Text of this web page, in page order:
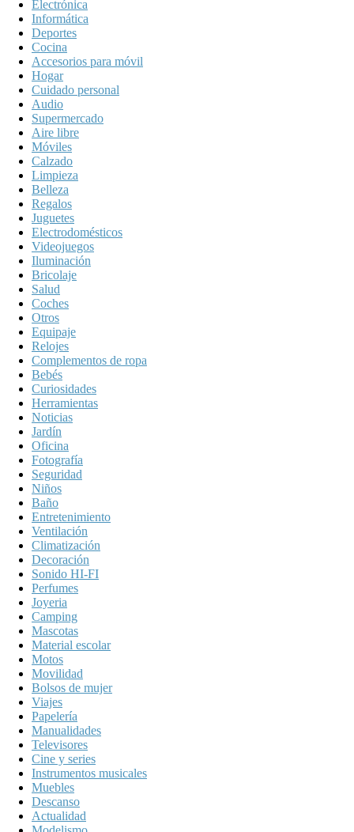
Electrónica
Informática
Deportes
Cocina
Accesorios para móvil
Hogar
Cuidado personal
Audio
Supermercado
Aire libre
Móviles
Calzado
Limpieza
Belleza
Regalos
Juguetes
Electrodomésticos
Videojuegos
Iluminación
Bricolaje
Salud
Coches
Otros
Equipaje
Relojes
Complementos de ropa
Bebés
Curiosidades
Herramientas
Noticias
Jardín
Oficina
Fotografía
Seguridad
Niños
Baño
Entretenimiento
Ventilación
Climatización
Decoración
Sonido HI-FI
Perfumes
Joyeria
Camping
Mascotas
Material escolar
Motos
Movilidad
Bolsos de mujer
Viajes
Papelería
Manualidades
Televisores
Cine y series
Instrumentos musicales
Muebles
Descanso
Actualidad